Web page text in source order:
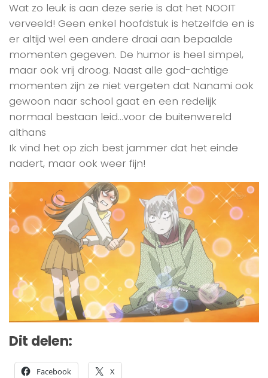
Wat zo leuk is aan deze serie is dat het NOOIT
verveeld! Geen enkel hoofdstuk is hetzelfde en is
er altijd wel een andere draai aan bepaalde
momenten gegeven. De humor is heel simpel,
maar ook vrij droog. Naast alle god-achtige
momenten zijn ze niet vergeten dat Nanami ook
gewoon naar school gaat en een redelijk
normaal bestaan leid…voor de buitenwereld
althans
Ik vind het op zich best jammer dat het einde
nadert, maar ook weer fijn!
Dit delen:
Facebook X